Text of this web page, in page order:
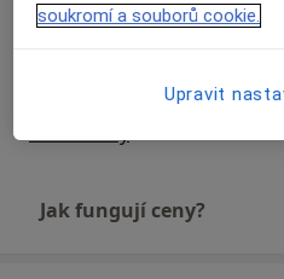
Jak fungují ceny?
soukromí a souborů cookie.
Upravit